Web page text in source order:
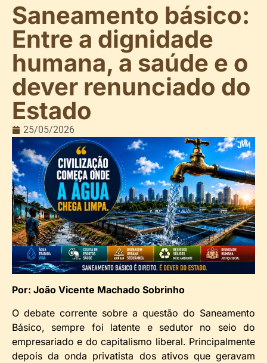
Saneamento básico:
Entre a dignidade
humana, a saúde e o
dever renunciado do
Estado
25/05/2026
Por: João Vicente Machado Sobrinho
O debate corrente sobre a questão do Saneamento
Básico, sempre foi latente e sedutor no seio do
empresariado e do capitalismo liberal. Principalmente
depois da onda privatista dos ativos que geravam